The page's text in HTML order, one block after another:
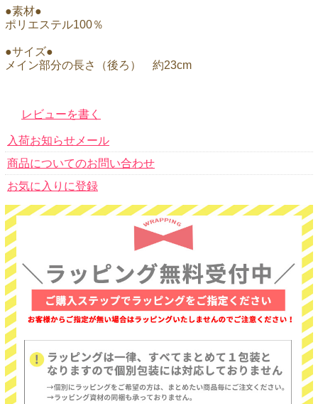
●素材●
ポリエステル100％
●サイズ●
メイン部分の長さ（後ろ） 約23cm
レビューを書く
入荷お知らせメール
商品についてのお問い合わせ
お気に入りに登録